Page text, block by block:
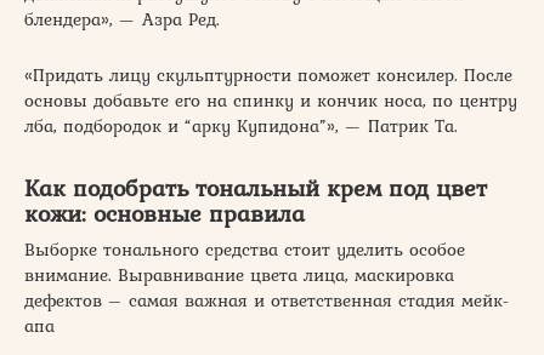
блендера», — Азра Ред.
«Придать лицу скульптурности поможет консилер. После
основы добавьте его на спинку и кончик носа, по центру
лба, подбородок и “арку Купидона”», — Патрик Та.
Как подобрать тональный крем под цвет
кожи: основные правила
Выборке тонального средства стоит уделить особое
внимание. Выравнивание цвета лица, маскировка
дефектов – самая важная и ответственная стадия мейк-
апа